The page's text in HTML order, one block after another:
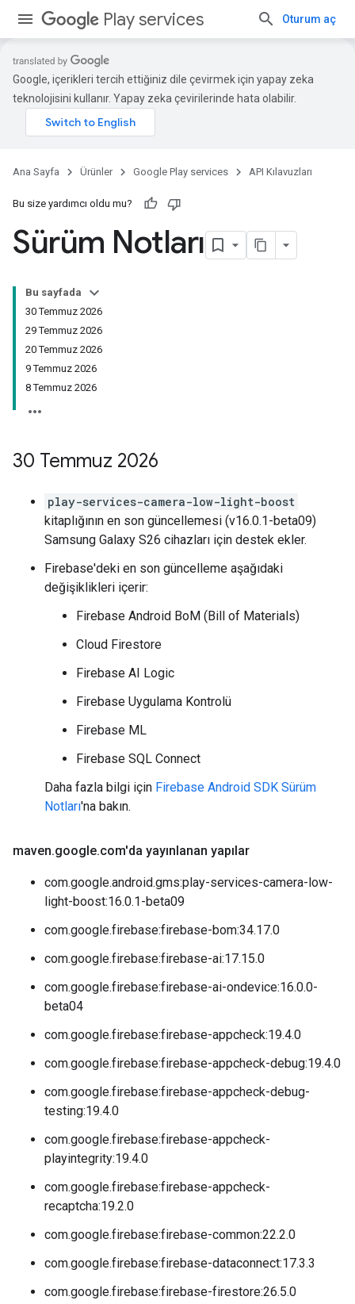
Play services Oturum aç
Google, içerikleri tercih ettiğiniz dile çevirmek için yapay zeka
teknolojisini kullanır. Yapay zeka çevirilerinde hata olabilir.
Ana Sayfa Ürünler Google Play services API Kılavuzları
Bu size yardımcı oldu mu?
Sürüm Notları
Bu sayfada
30 Temmuz 2026
29 Temmuz 2026
20 Temmuz 2026
9 Temmuz 2026
8 Temmuz 2026
30 Temmuz 2026
play-services-camera-low-light-boost
kitaplığının en son güncellemesi (v16.0.1-beta09)
Samsung Galaxy S26 cihazları için destek ekler.
Firebase'deki en son güncelleme aşağıdaki
değişiklikleri içerir:
Firebase Android BoM (Bill of Materials)
Cloud Firestore
Firebase AI Logic
Firebase Uygulama Kontrolü
Firebase ML
Firebase SQL Connect
Daha fazla bilgi için Firebase Android SDK Sürüm
Notları'na bakın.
maven.google.com'da yayınlanan yapılar
com.google.android.gms:play-services-camera-low-
light-boost:16.0.1-beta09
com.google.firebase:firebase-bom:34.17.0
com.google.firebase:firebase-ai:17.15.0
com.google.firebase:firebase-ai-ondevice:16.0.0-
beta04
com.google.firebase:firebase-appcheck:19.4.0
com.google.firebase:firebase-appcheck-debug:19.4.0
com.google.firebase:firebase-appcheck-debug-
testing:19.4.0
com.google.firebase:firebase-appcheck-
playintegrity:19.4.0
com.google.firebase:firebase-appcheck-
recaptcha:19.2.0
com.google.firebase:firebase-common:22.2.0
com.google.firebase:firebase-dataconnect:17.3.3
com.google.firebase:firebase-firestore:26.5.0